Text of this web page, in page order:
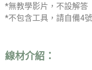
*無教學影片，不設解答
*不包含工具，請自備4
線材介紹：